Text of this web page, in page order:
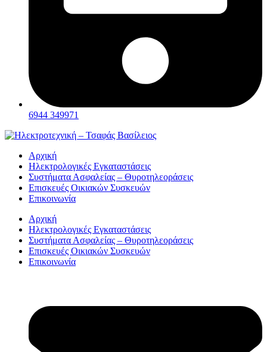
6944 349971
Αρχική
Ηλεκτρολογικές Εγκαταστάσεις
Συστήματα Ασφαλείας – Θυροτηλεοράσεις
Επισκευές Οικιακών Συσκευών
Επικοινωνία
Αρχική
Ηλεκτρολογικές Εγκαταστάσεις
Συστήματα Ασφαλείας – Θυροτηλεοράσεις
Επισκευές Οικιακών Συσκευών
Επικοινωνία